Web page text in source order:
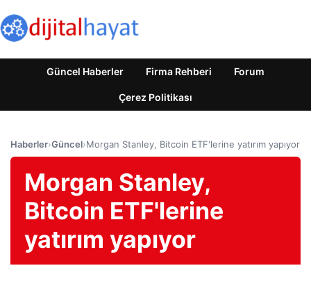
Güncel Haberler Firma Rehberi Forum
Çerez Politikası
Haberler›Güncel›Morgan Stanley, Bitcoin ETF'lerine yatırım yapıyor
Morgan Stanley,
Bitcoin ETF'lerine
yatırım yapıyor